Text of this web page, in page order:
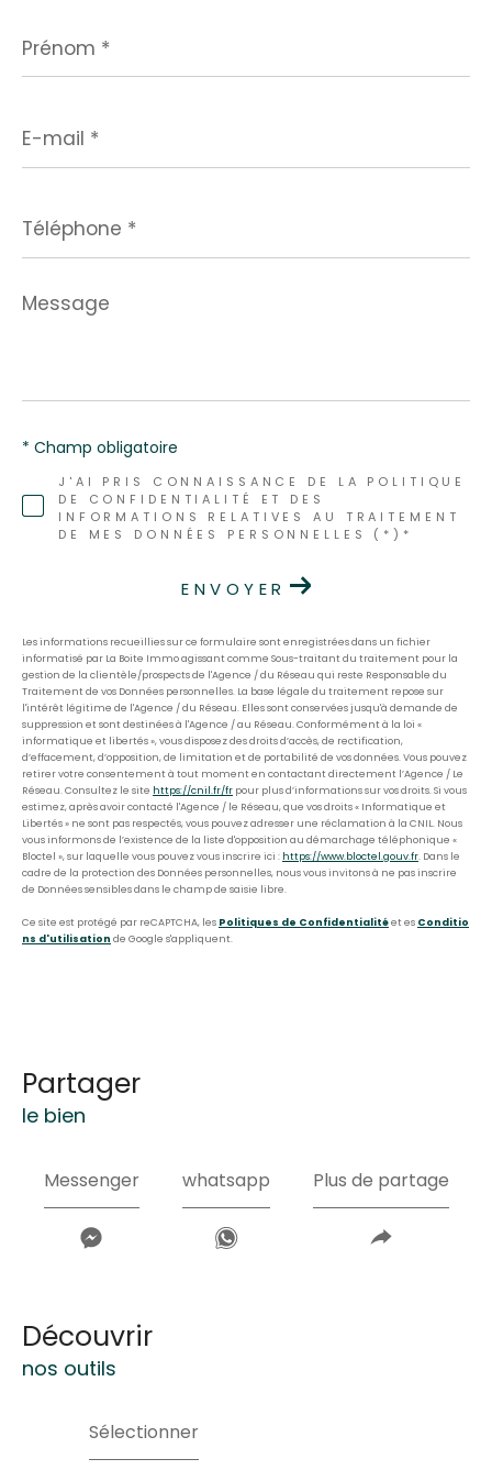
*
mail
*
*
Message
*
J'AI PRIS CONNAISSANCE DE LA POLITIQUE
DE CONFIDENTIALITÉ ET DES
INFORMATIONS RELATIVES AU TRAITEMENT
DE MES DONNÉES PERSONNELLES (*)*
* Champ obligatoire
ENVOYER
Les informations recueillies sur ce formulaire sont enregistrées dans un fichier
informatisé par La Boite Immo agissant comme Sous-traitant du traitement pour la
gestion de la clientèle/prospects de l'Agence / du Réseau qui reste Responsable du
Traitement de vos Données personnelles. La base légale du traitement repose sur
l'intérêt légitime de l'Agence / du Réseau. Elles sont conservées jusqu'à demande de
suppression et sont destinées à l'Agence / au Réseau. Conformément à la loi «
informatique et libertés », vous disposez des droits d’accès, de rectification,
d’effacement, d’opposition, de limitation et de portabilité de vos données. Vous pouvez
retirer votre consentement à tout moment en contactant directement l’Agence / Le
Réseau. Consultez le site https://cnil.fr/fr pour plus d’informations sur vos droits. Si vous
estimez, après avoir contacté l'Agence / le Réseau, que vos droits « Informatique et
Libertés » ne sont pas respectés, vous pouvez adresser une réclamation à la CNIL. Nous
vous informons de l’existence de la liste d'opposition au démarchage téléphonique «
Bloctel », sur laquelle vous pouvez vous inscrire ici : https://www.bloctel.gouv.fr. Dans le
cadre de la protection des Données personnelles, nous vous invitons à ne pas inscrire
de Données sensibles dans le champ de saisie libre.
Ce site est protégé par reCAPTCHA, les Politiques de Confidentialitéet es Conditio
ns d'utilisation de Google s'appliquent.
partager
le bien
Messenger whatsapp Plus de partage
découvrir
nos outils
Sélectionner